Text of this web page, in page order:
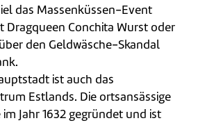
das Massenküssen-Event
Dragqueen Conchita Wurst oder
den Geldwäsche-Skandal
ist auch das
Estlands. Die ortsansässige
Jahr 1632 gegründet und ist